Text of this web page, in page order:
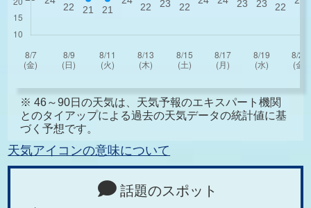
※ 46～90日の天気は、天気予報のエキスパート機関
とのタイアップによる過去の天気データの統計値に基
づく予想です。
天気アイコンの意味について
話題のスポット